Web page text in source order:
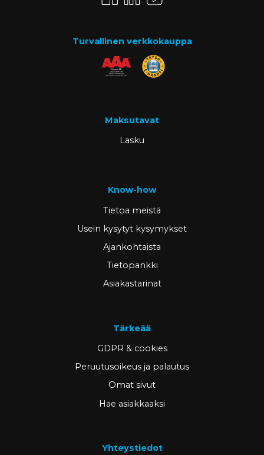
Turvallinen verkkokauppa
Maksutavat
Lasku
Know-how
Tietoa meistä
Usein kysytyt kysymykset
Ajankohtaista
Tietopankki
Asiakastarinat
Tärkeää
GDPR & cookies
Peruutusoikeus ja palautus
Omat sivut
Hae asiakkaaksi
Yhteystiedot